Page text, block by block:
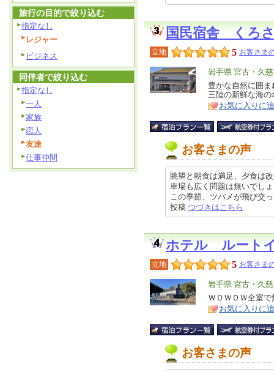
国民宿舎 くろ
立地 5 お客さま
エ
リ
ア
岩手県 宮古・久
特
徴
豊かな自然に囲
三陸の新鮮な海の
お気に入りに
お客さまの声
眺望と朝食は満足、夕食は
車場も広く問題は無いでし
この季節、ツバメが飛び交
投稿 つづきはこちら
ホテル ルート
立地 5 お客さま
エ
リ
ア
岩手県 宮古・久
特
徴
ＷＯＷＯＷ全室
お気に入りに
お客さまの声
旅行の目的で絞り込む
指定なし
レジャー
ビジネス
同伴者で絞り込む
指定なし
一人
家族
恋人
友達
仕事仲間